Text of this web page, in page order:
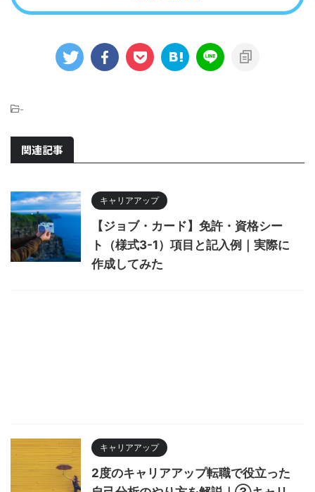
-
関連記事
キャリアアップ
【ジョブ・カード】免許・資格シー
ト（様式3-1）項目と記入例｜実際に
作成してみた
キャリアアップ
2度のキャリアアップ転職で役立った